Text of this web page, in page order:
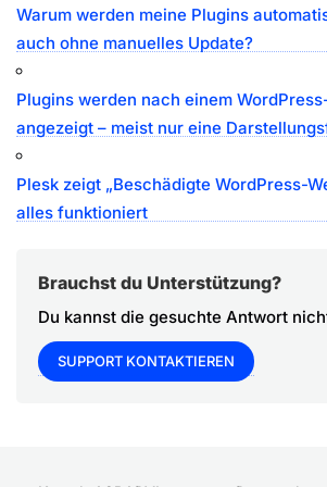
Warum werden meine Plugins
auch ohne manuelles Update?
Plugins werden nach einem
angezeigt – meist nur eine
Plesk zeigt „Beschädigte WordPress-
alles funktioniert
Brauchst du Unterstützung?
Du kannst die gesuchte Antwort
SUPPORT KONTAKTIEREN